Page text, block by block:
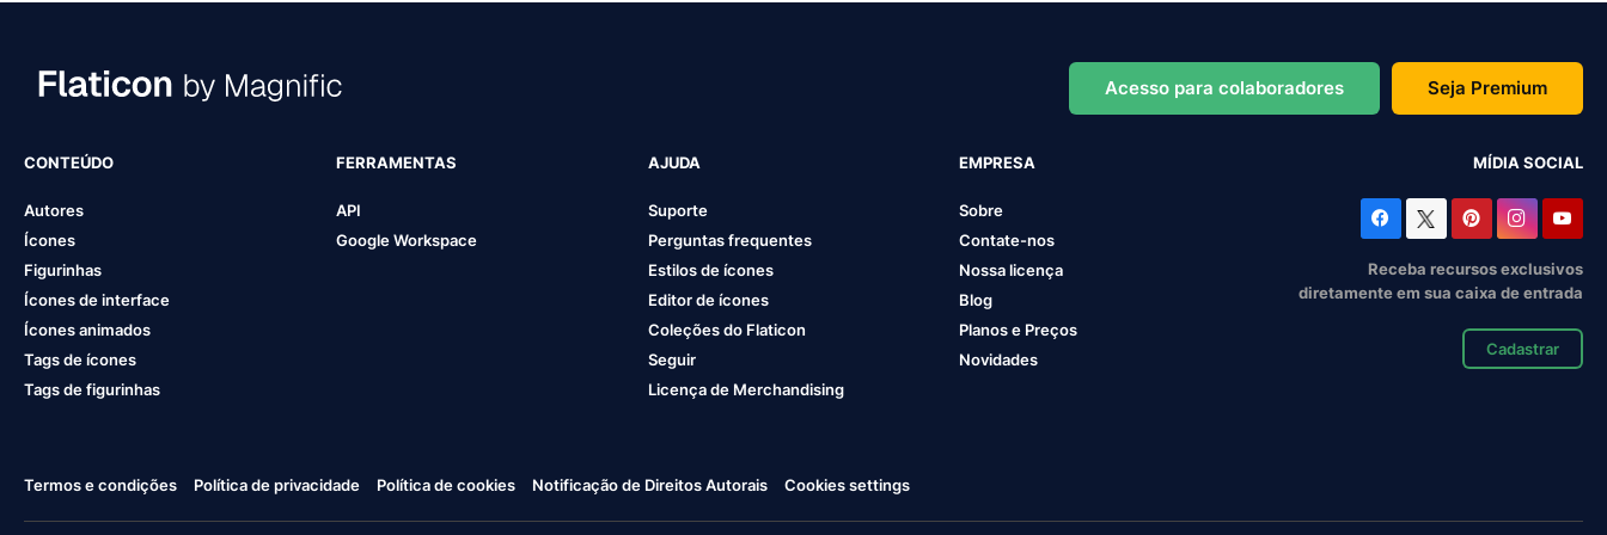
Acesso para colaboradores Seja Premium
CONTEÚDO
Autores
Ícones
Figurinhas
Ícones de interface
Ícones animados
Tags de ícones
Tags de figurinhas
FERRAMENTAS
API
Google Workspace
AJUDA
Suporte
Perguntas frequentes
Estilos de ícones
Editor de ícones
Coleções do Flaticon
Seguir
Licença de Merchandising
EMPRESA
Sobre
Contate-nos
Nossa licença
Blog
Planos e Preços
Novidades
MÍDIA SOCIAL
Receba recursos exclusivos
diretamente em sua caixa de entrada
Cadastrar
Termos e condições Política de privacidade Política de cookies Notificação de Direitos Autorais Cookies settings